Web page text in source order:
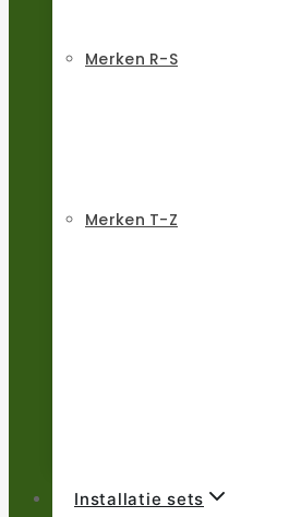
Merken R-S
Merken T-Z
Installatie sets